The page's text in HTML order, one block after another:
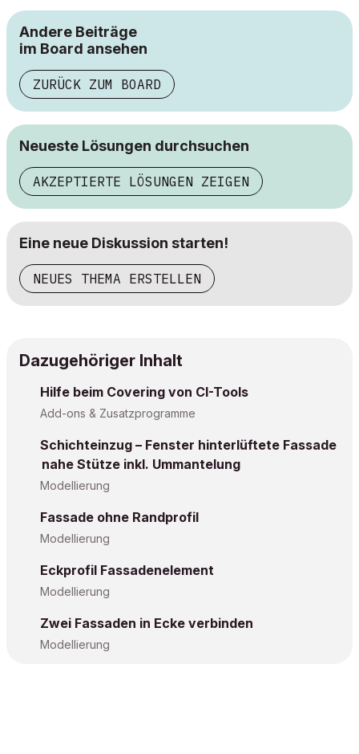
Andere Beiträge
im Board ansehen
ZURÜCK ZUM BOARD
Neueste Lösungen durchsuchen
AKZEPTIERTE LÖSUNGEN ZEIGEN
Eine neue Diskussion starten!
NEUES THEMA ERSTELLEN
Dazugehöriger Inhalt
Hilfe beim Covering von CI-Tools
Add-ons & Zusatzprogramme
Schichteinzug – Fenster hinterlüftete Fassade
nahe Stütze inkl. Ummantelung
Modellierung
Fassade ohne Randprofil
Modellierung
Eckprofil Fassadenelement
Modellierung
Zwei Fassaden in Ecke verbinden
Modellierung